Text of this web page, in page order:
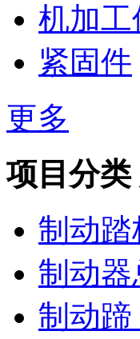
机加工
紧固件
更多
项目分类
制动踏
制动器
制动蹄